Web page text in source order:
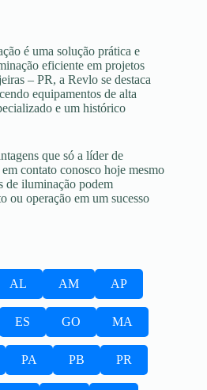
é uma solução prática e
eficiente em projetos
– PR, a Revlo se destaca
equipamentos de alta
e um histórico
que só a líder de
contato conosco hoje mesmo
de iluminação podem
ou operação em um sucesso
AL AM AP
ES GO MA
PA PB PR